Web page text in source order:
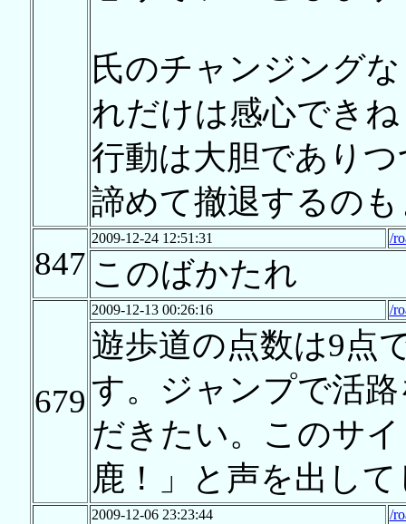
氏のチャンジング
れだけは感心でき
行動は大胆であり
諦めて撤退するの
847
2009-12-24 12:51:31 /
このばかたれ
679
2009-12-13 00:26:16 /
遊歩道の点数は9点
す。ジャンプで活
だきたい。このサ
鹿！」と声を出し
2009-12-06 23:23:44 /